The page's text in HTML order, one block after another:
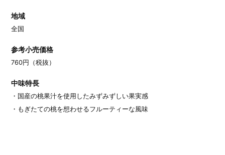
地域
全国
参考小売価格
760円（税抜）
中味特長
・国産の桃果汁を使用したみずみずしい果実感
・もぎたての桃を想わせるフルーティーな風味